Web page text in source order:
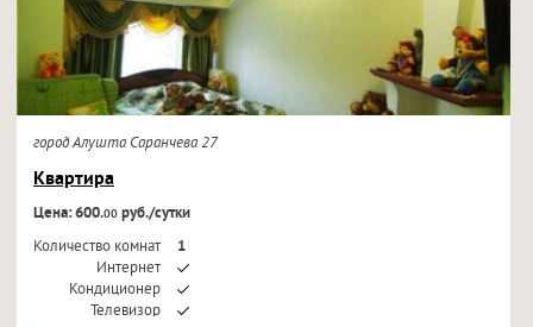
город Алушта Саранчева 27
Квартира
Цена: 600.00руб./сутки
Количество комнат
1
Интернет
Кондиционер
Телевизор